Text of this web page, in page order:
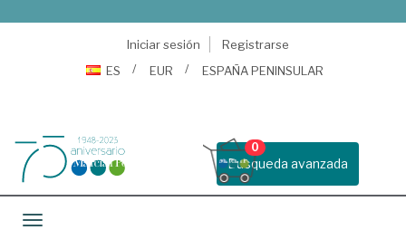
Iniciar sesión
Registrarse
ES
EUR ESPAÑA PENINSULAR
Busqueda avanzada
0
Toggle navigation